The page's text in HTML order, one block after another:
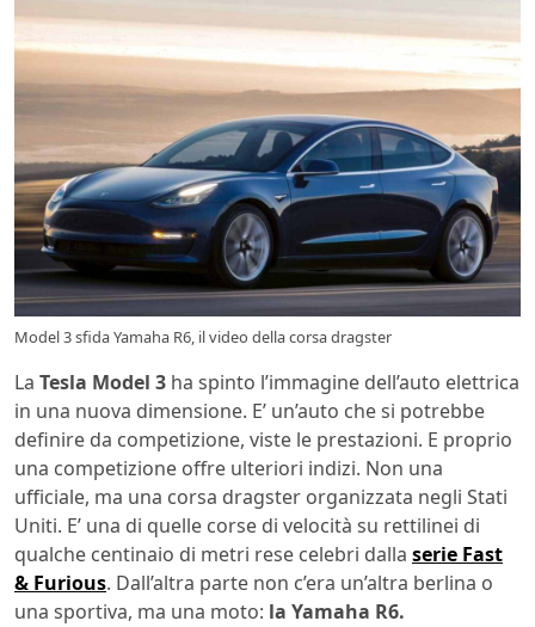
Model 3 sfida Yamaha R6, il video della corsa dragster
La Tesla Model 3 ha spinto l’immagine dell’auto elettrica
in una nuova dimensione. E’ un’auto che si potrebbe
definire da competizione, viste le prestazioni. E proprio
una competizione offre ulteriori indizi. Non una
ufficiale, ma una corsa dragster organizzata negli Stati
Uniti. E’ una di quelle corse di velocità su rettilinei di
qualche centinaio di metri rese celebri dalla serie Fast
& Furious. Dall’altra parte non c’era un’altra berlina o
una sportiva, ma una moto: la Yamaha R6.